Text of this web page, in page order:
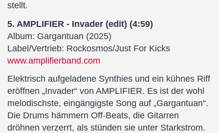
stellt.
5. AMPLIFIER - Invader (edit) (4:59)
Album: Gargantuan (2025)
Label/Vertrieb: Rockosmos/Just For Kicks
www.amplifierband.com
Elektrisch aufgeladene Synthies und ein kühnes Riff
eröffnen „Invader“ von AMPLIFIER. Es ist der wohl
melodischste, eingängigste Song auf „Gargantuan“.
Die Drums hämmern Off-Beats, die Gitarren
dröhnen verzerrt, als stünden sie unter Starkstrom.